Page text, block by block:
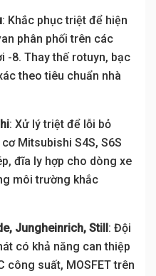
: Khắc phục triệt để hiện
phân phối trên các
-8. Thay thế rotuyn, bạc
theo tiêu chuẩn nhà
: Xử lý triệt để lỗi bỏ
Mitsubishi S4S, S6S
đĩa ly hợp cho dòng xe
môi trường khắc
Jungheinrich, Still : Đội
có khả năng can thiệp
công suất, MOSFET trên